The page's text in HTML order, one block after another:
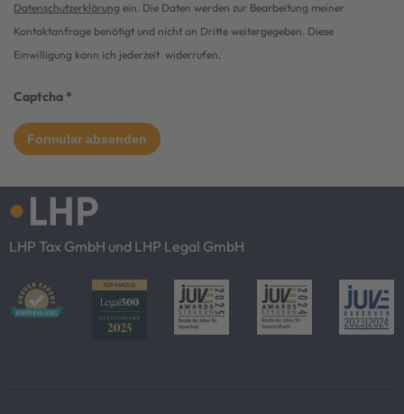
Datenschutzerklärung ein. Die Daten werden zur Bearbeitung meiner
Kontaktanfrage benötigt und nicht an Dritte weitergegeben. Diese
Einwilligung kann ich jederzeit widerrufen.
Captcha *
LHP Tax GmbH und LHP Legal GmbH